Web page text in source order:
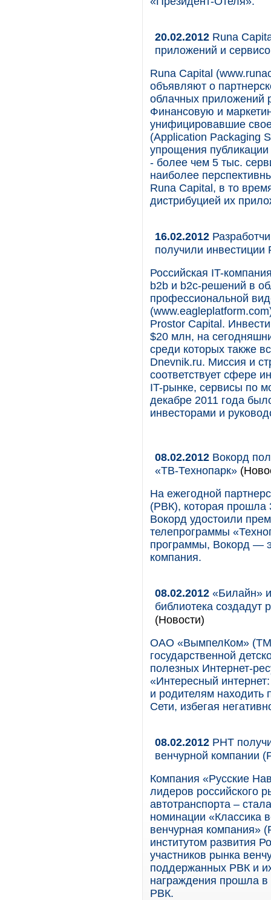
20.02.2012 Runa
приложений и
Runa Capital
объявляют о
облачных приложений
Финансовую и
унифицировавшие
(Application Packaging
упрощения
- более чем 5 тыс.
наиболее
Runa Capital, в то
дистрибуцией их
16.02.2012
получили инвестиции
Российская IT-
b2b и b2c-решений в
профессиональной
Prostor Capital.
$20 млн, на
среди которых также
Dnevnik.ru. Миссия и
соответствует сфере
IT-рынке, сервисы по
декабре 2011 года
инвесторами и
08.02.2012 Вокорд
«ТВ-Технопарк»
На ежегодной
(РВК), которая прошла
Вокорд удостоили
телепрограммы
программы, Вокорд —
компания.
08.02.2012 «Билайн»
библиотека создадут
(Новости)
ОАО «ВымпелКом» (ТМ
государственной
полезных Интернет-
«Интересный
и родителям
Сети, избегая
08.02.2012 РНТ
венчурной компании
Компания «Русские
лидеров российского
автотранспорта –
номинации «Классика
венчурная компания»
институтом развития
участников рынка
поддержанных РВК и
награждения прошла в
РВК.